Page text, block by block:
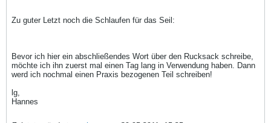
Zu guter Letzt noch die Schlaufen für das Seil:
Bevor ich hier ein abschließendes Wort über den Rucksack schreibe,
möchte ich ihn zuerst mal einen Tag lang in Verwendung haben. Dann
werd ich nochmal einen Praxis bezogenen Teil schreiben!
lg,
Hannes